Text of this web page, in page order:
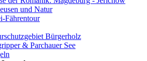
und Natur
Fährentour
Bürgerholz
& Parchauer See